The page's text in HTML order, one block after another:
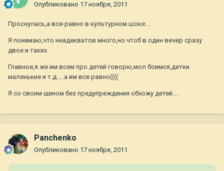
Опубликовано 17 ноября, 2011
Проснулась,а все-равно в культурном шоке....
Я понимаю,что неадекватов много,но чтоб в один вечер сразу
двое и таких.
Главное,я же им всем про детей говорю,мол боимся,детки
маленькие и т.д.....а им все равно((((
Я со своим щеном без предупреждения обхожу детей....
Panchenko
Опубликовано 17 ноября, 2011